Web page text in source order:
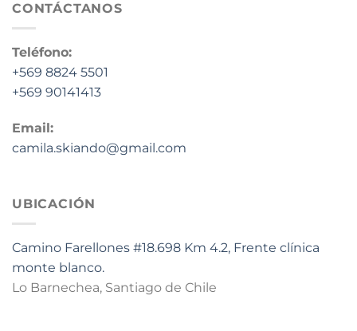
CONTÁCTANOS
Teléfono:
+569 8824 5501
+569 90141413
Email:
camila.skiando@gmail.com
UBICACIÓN
Camino Farellones #18.698 Km 4.2, Frente clínica
monte blanco.
Lo Barnechea, Santiago de Chile